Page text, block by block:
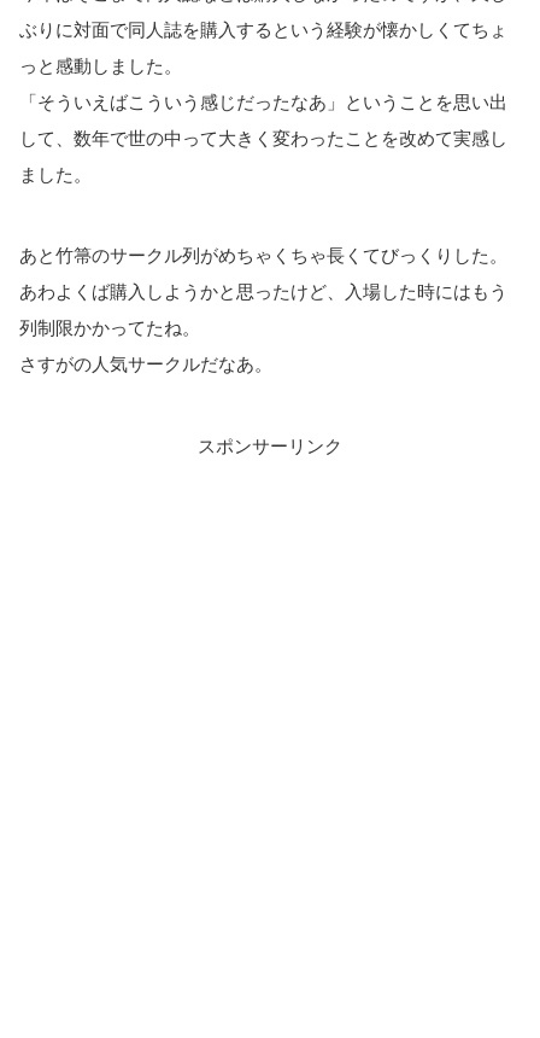
ぶりに対面で同人誌を購入するという経験が懐かしくてちょ
っと感動しました。
「そういえばこういう感じだったなあ」ということを思い出
して、数年で世の中って大きく変わったことを改めて実感し
ました。
あと竹箒のサークル列がめちゃくちゃ長くてびっくりした。
あわよくば購入しようかと思ったけど、入場した時にはもう
列制限かかってたね。
さすがの人気サークルだなあ。
スポンサーリンク